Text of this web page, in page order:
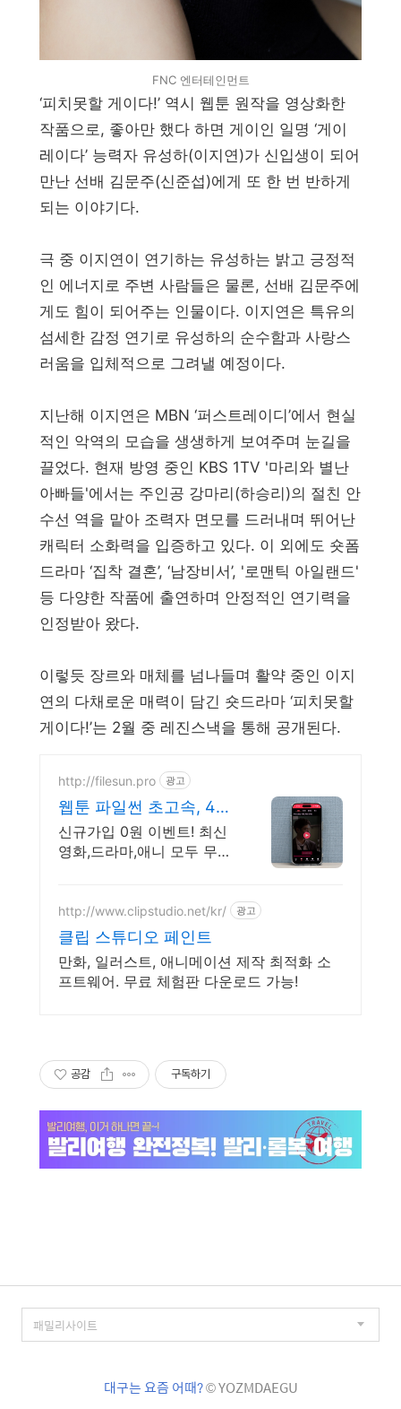
FNC 엔터테인먼트
‘피치못할 게이다!’ 역시 웹툰 원작을 영상화한
작품으로, 좋아만 했다 하면 게이인 일명 ‘게이
레이다’ 능력자 유성하(이지연)가 신입생이 되어
만난 선배 김문주(신준섭)에게 또 한 번 반하게
되는 이야기다.
극 중 이지연이 연기하는 유성하는 밝고 긍정적
인 에너지로 주변 사람들은 물론, 선배 김문주에
게도 힘이 되어주는 인물이다. 이지연은 특유의
섬세한 감정 연기로 유성하의 순수함과 사랑스
러움을 입체적으로 그려낼 예정이다.
지난해 이지연은 MBN ‘퍼스트레이디’에서 현실
적인 악역의 모습을 생생하게 보여주며 눈길을
끌었다. 현재 방영 중인 KBS 1TV '마리와 별난
아빠들'에서는 주인공 강마리(하승리)의 절친 안
수선 역을 맡아 조력자 면모를 드러내며 뛰어난
캐릭터 소화력을 입증하고 있다. 이 외에도 숏폼
드라마 ‘집착 결혼’, ‘남장비서’, '로맨틱 아일랜드'
등 다양한 작품에 출연하며 안정적인 연기력을
인정받아 왔다.
이렇듯 장르와 매체를 넘나들며 활약 중인 이지
연의 다채로운 매력이 담긴 숏드라마 ‘피치못할
게이다!’는 2월 중 레진스낵을 통해 공개된다.
http://filesun.pro 광고
웹툰 파일썬 초고속, 4K
실시간 보기!
신규가입 0원 이벤트! 최신
영화,드라마,애니 모두 무료!
http://www.clipstudio.net/kr/ 광고
클립 스튜디오 페인트
만화, 일러스트, 애니메이션 제작 최적화 소
프트웨어. 무료 체험판 다운로드 가능!
공감 구독하기
대구는 요즘 어때?© YOZMDAEGU